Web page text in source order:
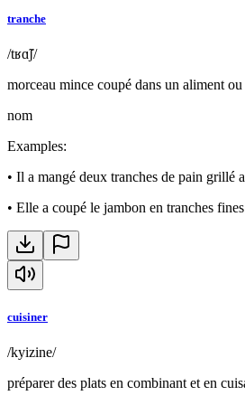
tranche
/tʁɑ̃ʃ/
morceau mince coupé dans un aliment
nom
Examples:
• Il a mangé deux tranches de pain grillé
• Elle a coupé le jambon en tranches
cuisiner
/kyizine/
préparer des plats en combinant et en